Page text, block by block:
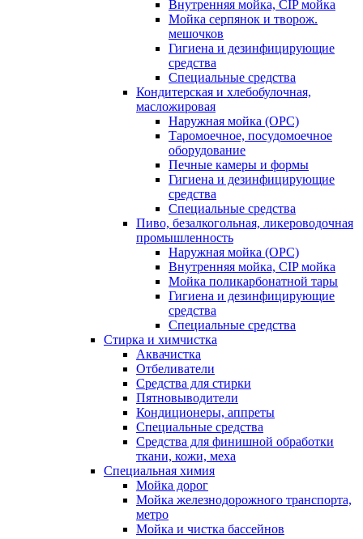
Внутренняя мойка, CIP мойка
Мойка серпянок и творож.
мешочков
Гигиена и дезинфицирующие
средства
Специальные средства
Кондитерская и хлебобулочная,
масложировая
Наружная мойка (ОРС)
Таромоечное, посудомоечное
оборудование
Печные камеры и формы
Гигиена и дезинфицирующие
средства
Специальные средства
Пиво, безалкогольная, ликероводочная
промышленность
Наружная мойка (ОРС)
Внутренняя мойка, CIP мойка
Мойка поликарбонатной тары
Гигиена и дезинфицирующие
средства
Специальные средства
Стирка и химчистка
Аквачистка
Отбеливатели
Средства для стирки
Пятновыводители
Кондиционеры, аппреты
Специальные средства
Средства для финишной обработки
ткани, кожи, меха
Специальная химия
Мойка дорог
Мойка железнодорожного транспорта,
метро
Мойка и чистка бассейнов